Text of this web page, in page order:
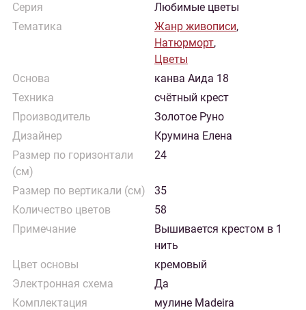
Серия
Любимые цветы
Тематика
Жанр живописи,
Натюрморт,
Цветы
Основа
канва Аида 18
Техника
счётный крест
Производитель
Золотое Руно
Дизайнер
Крумина Елена
Размер по горизонтали
(см)
24
Размер по вертикали (см)
35
Количество цветов
58
Примечание
Вышивается крестом в 1
нить
Цвет основы
кремовый
Электронная схема
Да
Комплектация
мулине Madeira